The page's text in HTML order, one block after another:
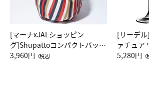
[マーナxJALショッピン
グ]Shupattoコンパクトバッグ
Drop JAL客室乗務員（LC）ス
3,960円 （税込）
[リーデ
ァチュア
ト（レッ
5,280円